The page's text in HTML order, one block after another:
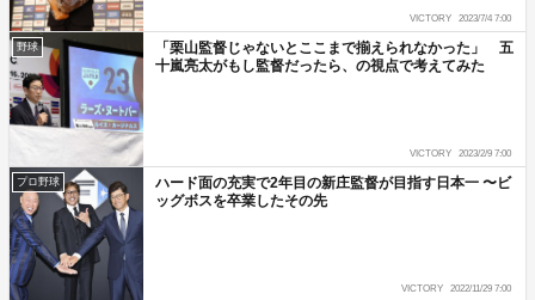
VICTORY 2023/7/4 7:00
野球
「栗山監督じゃないとここまで揃えられなかった」 五
十嵐亮太がもし監督だったら、の視点で考えてみた
VICTORY 2023/2/9 7:00
プロ野球
ハード面の充実で2年目の新庄監督が目指す日本一 〜ビ
ッグボスを卒業したその先
VICTORY 2022/11/29 7:00